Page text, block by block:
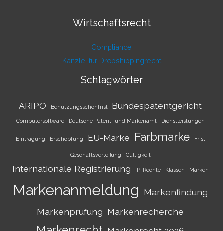
Wirtschaftsrecht
Compliance
Kanzlei für Dropshippingrecht
Schlagwörter
ARIPO Benutzungsschonfrist Bundespatentgericht
Computersoftware Deutsche Patent- und Markenamt Dienstleistungen
Eintragung Erschöpfung EU-Marke Farbmarke Frist
Geschäftsverteilung Gültigkeit
Internationale Registrierung IP-Rechte Klassen Marken
Markenanmeldung Markenfindung
Markenprüfung Markenrecherche